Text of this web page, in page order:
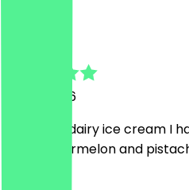
21. Juli 2026
Best non-dairy ice cream I
their watermelon and